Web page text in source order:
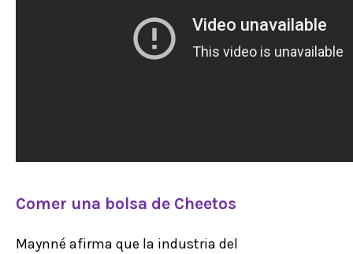
Comer una bolsa de Cheetos
Maynné afirma que la industria del